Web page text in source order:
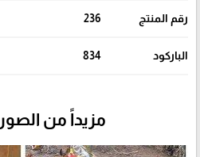
رقم المنتج 236
الباركود 834
مزيداً من